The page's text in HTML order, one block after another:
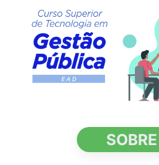
SOBRE